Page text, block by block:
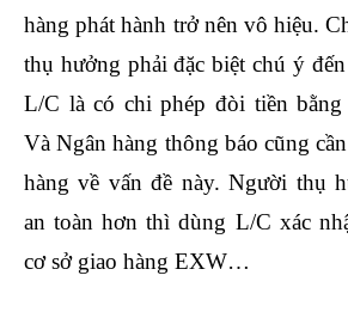
hàng phát hành trở nên vô hiệu.
thụ hưởng phải đặc biệt chú ý
L/C là có chi phép đòi tiền
Và Ngân hàng thông báo cũng
hàng về vấn đề này. Người thụ
an toàn hơn thì dùng L/C xác
cơ sở giao hàng EXW…